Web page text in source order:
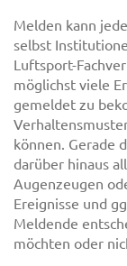
Melden kann
selbst
Luftsport-
möglichst viele
gemeldet zu
können. Gerade
darüber hinaus
Augenzeugen
Ereignisse und
Meldende
möchten oder